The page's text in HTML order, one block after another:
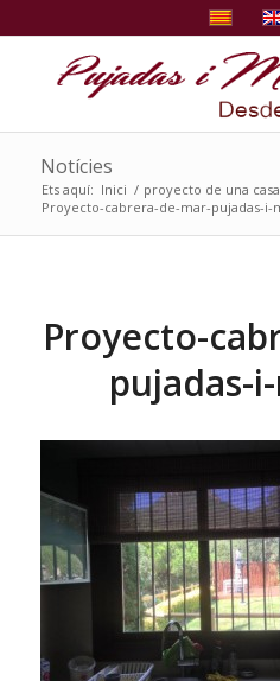
Notícies
Ets aquí: Inici / proyecto de una
Proyecto-cabrera-de-mar-pujadas-i-
Proyecto-
pujadas-